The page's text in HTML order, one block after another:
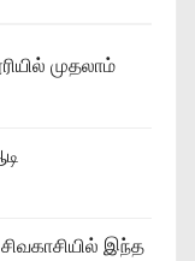
முதலாம்
இந்த